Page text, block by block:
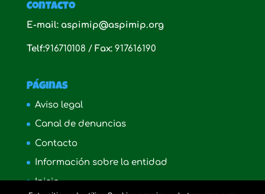
Contacto
E-mail: aspimip@aspimip.org
Telf:916710108 /Fax:917616190
Páginas
Aviso legal
Canal de denuncias
Contacto
Información sobre la entidad
Inicio